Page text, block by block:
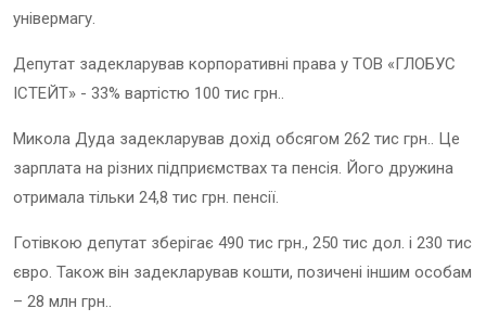
універмагу.
Депутат задекларував корпоративні права у ТОВ «ГЛОБУС
ІСТЕЙТ» - 33% вартістю 100 тис грн..
Микола Дуда задекларував дохід обсягом 262 тис грн.. Це
зарплата на різних підприємствах та пенсія. Його дружина
отримала тільки 24,8 тис грн. пенсії.
Готівкою депутат зберігає 490 тис грн., 250 тис дол. і 230 тис
євро. Також він задекларував кошти, позичені іншим особам
– 28 млн грн..